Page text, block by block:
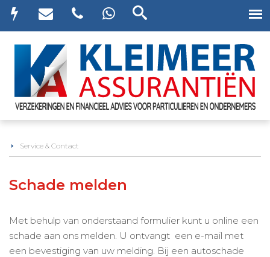
Service & Contact
Schade melden
Met behulp van onderstaand formulier kunt u online een
schade aan ons melden. U ontvangt een e-mail met
een bevestiging van uw melding. Bij een autoschade